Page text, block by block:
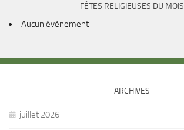
FÊTES RELIGIEUSES DU MOIS
Aucun évènement
ARCHIVES
juillet 2026